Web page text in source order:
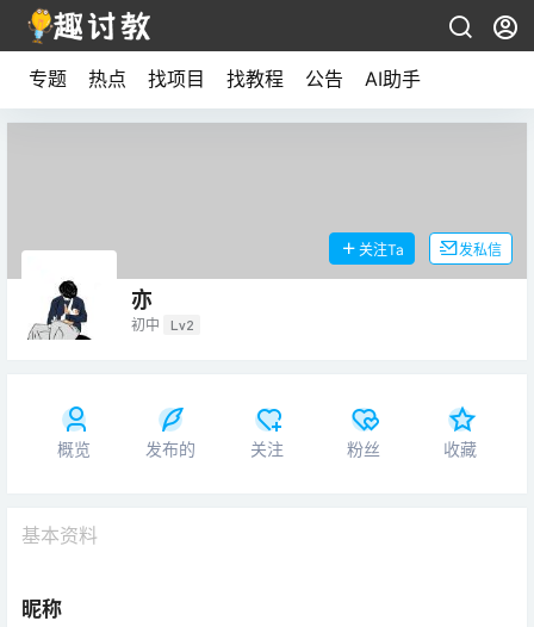
专题 热点 找项目 找教程 公告 AI助手
亦
初中 Lv2
关注Ta 发私信
概览 发布的 关注 粉丝 收藏
基本资料
昵称